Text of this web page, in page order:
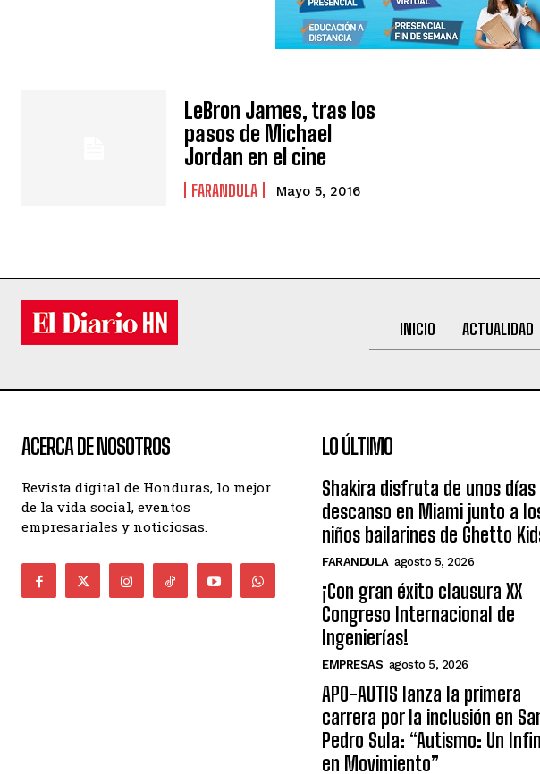
LeBron James, tras los
pasos de Michael
Jordan en el cine
FARANDULA Mayo 5, 2016
INICIO ACTUALIDAD
ACERCA DE NOSOTROS
Revista digital de Honduras, lo mejor
de la vida social, eventos
empresariales y noticiosas.
LO ÚLTIMO
Shakira disfruta de unos días
descanso en Miami junto a
niños bailarines de Ghetto
FARANDULA agosto 5, 2026
¡Con gran éxito clausura XX
Congreso Internacional de
Ingenierías!
EMPRESAS agosto 5, 2026
APO-AUTIS lanza la primera
carrera por la inclusión en
Pedro Sula: “Autismo: Un
en Movimiento”